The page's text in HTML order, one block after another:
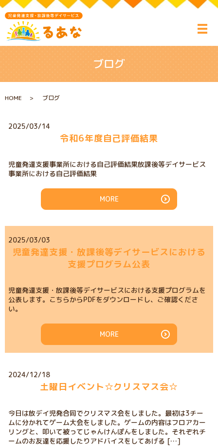
ブログ
HOME ブログ
2025/03/14
令和6年度自己評価結果
児童発達支援事業所における自己評価結果放課後等デイサービス
事業所における自己評価結果
MORE
2025/03/03
児童発達支援・放課後等デイサービスにおける
支援プログラム公表
児童発達支援・放課後等デイサービスにおける支援プログラムを
公表します。こちらからPDFをダウンロードし、ご確認くださ
い。
MORE
2024/12/18
土曜日イベント☆クリスマス会☆
今日は放デイ児発合同でクリスマス会をしました。最初は3チー
ムに分かれてゲーム大会をしました。ゲームの内容はフロアカー
リングと、叩いて被ってじゃんけんぽんをしました。それぞれチ
ームのお友達を応援したりアドバイスをしてあげる […]